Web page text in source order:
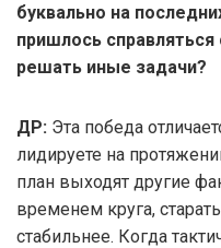
буквально на
пришлось
решать иные задачи?
ДР: Эта победа
лидируете на
план выходят другие
временем круга,
стабильнее. Когда